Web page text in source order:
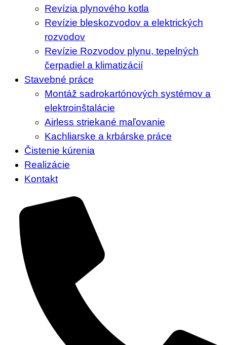
Revízia plynového kotla
Revízie bleskozvodov a elektrických
rozvodov
Revízie Rozvodov plynu, tepelných
čerpadiel a klimatizácií
Stavebné práce
Montáž sadrokartónových systémov a
elektroinštalácie
Airless striekané maľovanie
Kachliarske a krbárske práce
Čistenie kúrenia
Realizácie
Kontakt